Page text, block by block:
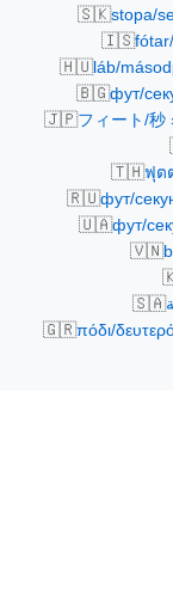
🇸🇰stopa/
🇮🇸
🇭🇺láb/
🇧🇬фут/
🇯🇵フィート/秒
🇹🇭ฟุต
🇷🇺фут/
🇺🇦фут/
🇻🇳
🇸🇦
🇬🇷πόδι/